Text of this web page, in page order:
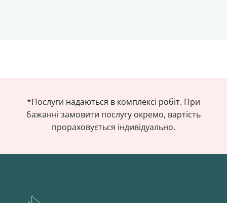
*Послуги надаються в комплексі робіт. При
бажанні замовити послугу окремо, вартість
прораховується індивідуально.